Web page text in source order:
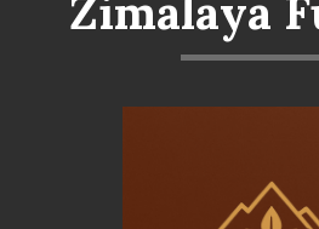
Zimalaya